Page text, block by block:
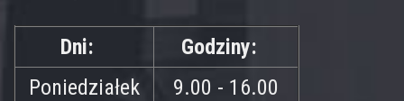
Dni:
Godziny:
Poniedziałek
9.00 - 16.00